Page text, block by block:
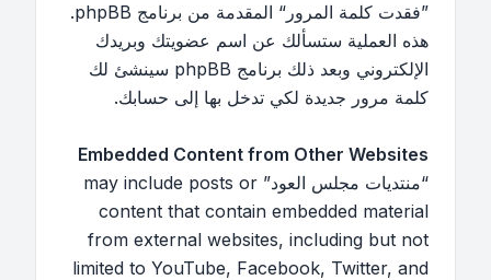
”فقدت كلمة المرور“ المقدمة من برنامج phpBB.
هذه العملية ستسألك عن اسم عضويتك وبريدك
الإلكتروني وبعد ذلك برنامج phpBB سينشئ لك
كلمة مرور جديدة لكي تدخل بها إلى حسابك.
Embedded Content from Other Websites
“منتديات مجلس العود” may include posts or
content that contain embedded material
from external websites, including but not
limited to YouTube, Facebook, Twitter, and